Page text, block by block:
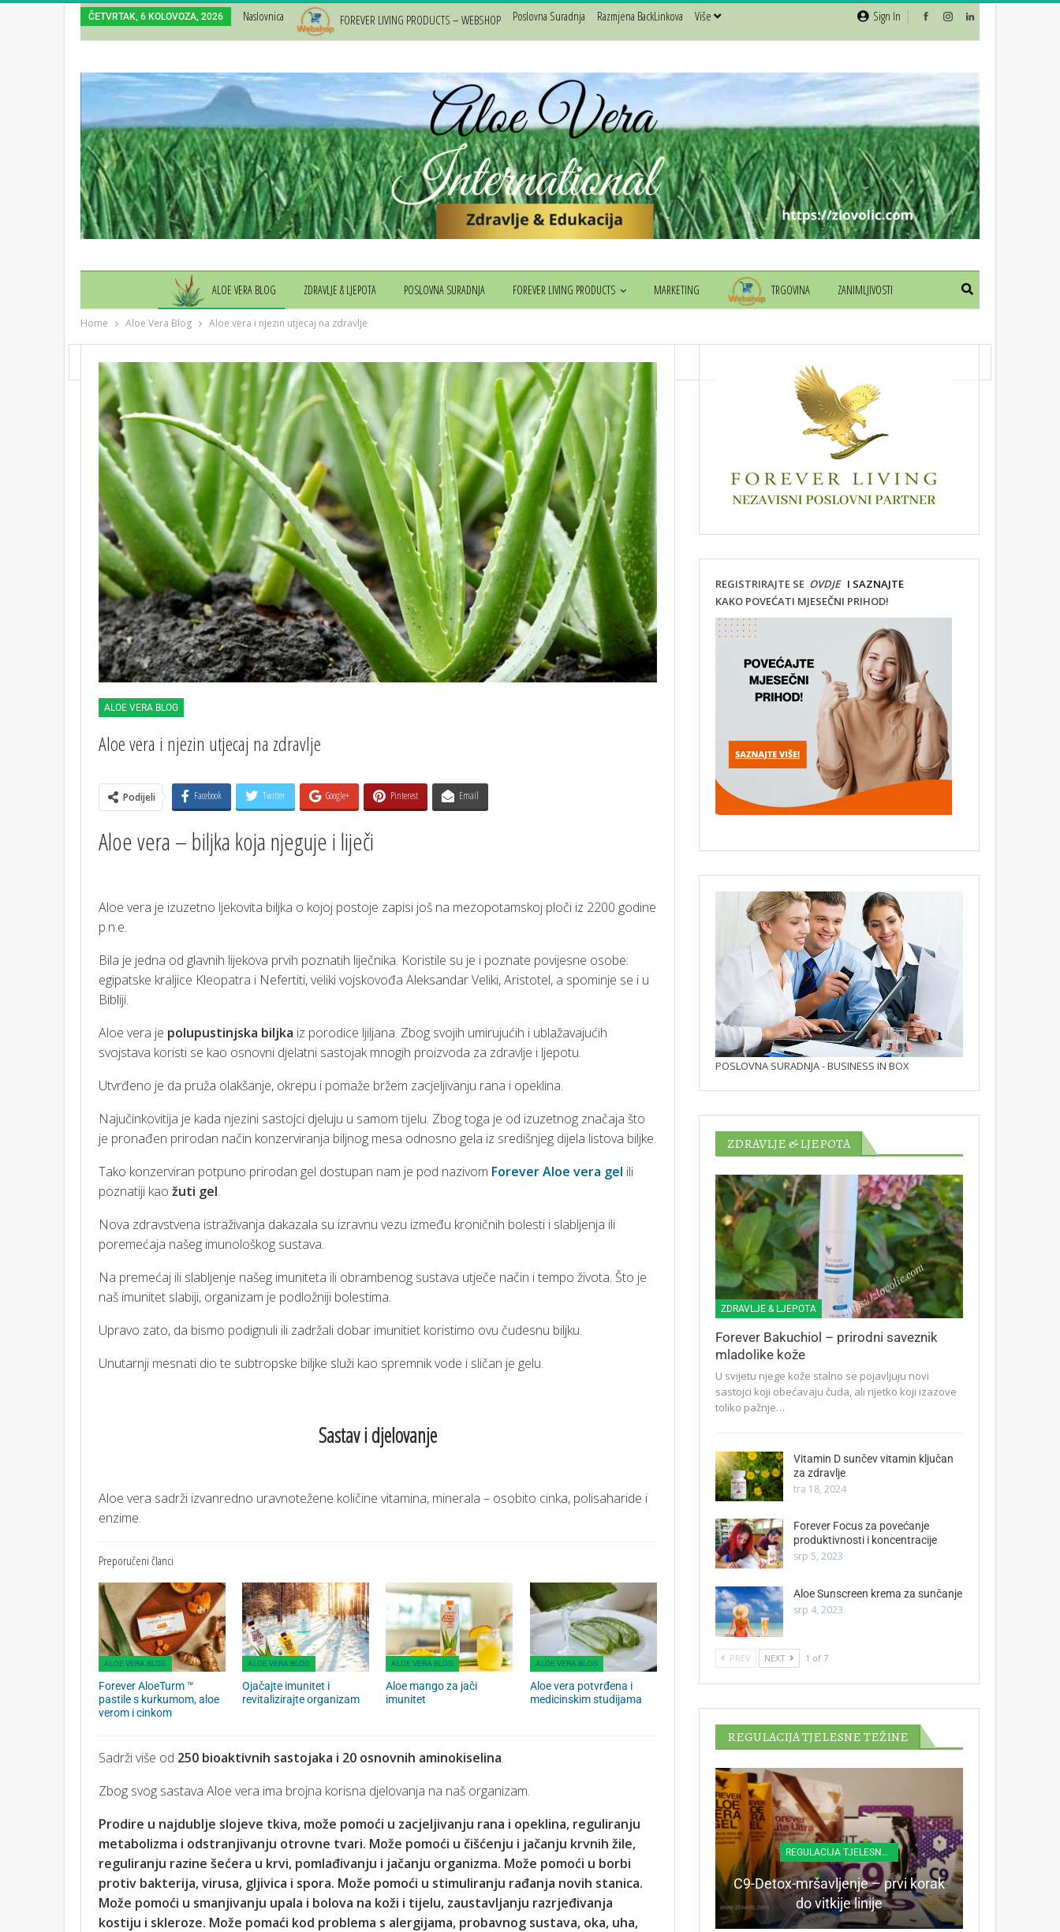
Sign In
ČETVRTAK, 6 KOLOVOZA, 2026 Naslovnica FOREVER LIVING PRODUCTS – WEBSHOP Poslovna Suradnja Razmjena BackLinkova Više
ALOE VERA BLOG ZDRAVLJE & LJEPOTA POSLOVNA SURADNJA FOREVER LIVING PRODUCTS MARKETING TRGOVINA ZANIMLJIVOSTI
Home Aloe Vera Blog Aloe vera i njezin utjecaj na zdravlje
ALOE VERA BLOG
Aloe vera i njezin utjecaj na zdravlje
Podijeli Facebook Twitter Google+ Pinterest Email
Aloe vera – biljka koja njeguje i liječi
Aloe vera je izuzetno ljekovita biljka o kojoj postoje zapisi još na mezopotamskoj ploči iz 2200 godine
p.n.e.
Bila je jedna od glavnih lijekova prvih poznatih liječnika. Koristile su je i poznate povijesne osobe:
egipatske kraljice Kleopatra i Nefertiti, veliki vojskovođa Aleksandar Veliki, Aristotel, a spominje se i u
Bibliji.
Aloe vera je polupustinjska biljka iz porodice ljiljana. Zbog svojih umirujućih i ublažavajućih
svojstava koristi se kao osnovni djelatni sastojak mnogih proizvoda za zdravlje i ljepotu.
Utvrđeno je da pruža olakšanje, okrepu i pomaže bržem zacjeljivanju rana i opeklina.
Najučinkovitija je kada njezini sastojci djeluju u samom tijelu. Zbog toga je od izuzetnog značaja što
je pronađen prirodan način konzerviranja biljnog mesa odnosno gela iz središnjeg dijela listova biljke.
Tako konzerviran potpuno prirodan gel dostupan nam je pod nazivom Forever Aloe vera gel ili
poznatiji kao žuti gel.
Nova zdravstvena istraživanja dakazala su izravnu vezu između kroničnih bolesti i slabljenja ili
poremećaja našeg imunološkog sustava.
Na premećaj ili slabljenje našeg imuniteta ili obrambenog sustava utječe način i tempo života. Što je
naš imunitet slabiji, organizam je podložniji bolestima.
Upravo zato, da bismo podignuli ili zadržali dobar imunitiet koristimo ovu čudesnu biljku.
Unutarnji mesnati dio te subtropske biljke služi kao spremnik vode i sličan je gelu.
Sastav i djelovanje
Aloe vera sadrži izvanredno uravnotežene količine vitamina, minerala – osobito cinka, polisaharide i
enzime.
Preporučeni članci
ALOE VERA BLOG
Forever AloeTurm ™
pastile s kurkumom, aloe
verom i cinkom
ALOE VERA BLOG
Ojačajte imunitet i
revitalizirajte organizam
ALOE VERA BLOG
Aloe mango za jači
imunitet
ALOE VERA BLOG
Aloe vera potvrđena i
medicinskim studijama
Sadrži više od 250 bioaktivnih sastojaka i 20 osnovnih aminokiselina.
Zbog svog sastava Aloe vera ima brojna korisna djelovanja na naš organizam.
Prodire u najdublje slojeve tkiva, može pomoći u zacjeljivanju rana i opeklina, reguliranju
metabolizma i odstranjivanju otrovne tvari. Može pomoći u čišćenju i jačanju krvnih žile,
reguliranju razine šećera u krvi, pomlađivanju i jačanju organizma. Može pomoći u borbi
protiv bakterija, virusa, gljivica i spora. Može pomoći u stimuliranju rađanja novih stanica.
Može pomoći u smanjivanju upala i bolova na koži i tijelu, zaustavljanju razrjeđivanja
kostiju i skleroze. Može pomaći kod problema s alergijama, probavnog sustava, oka, uha,
REGISTRIRAJTE SE OVDJEI SAZNAJTE
KAKO POVEĆATI MJESEČNI PRIHOD!
POSLOVNA SURADNJA - BUSINESS IN BOX
ZDRAVLJE & LJEPOTA
ZDRAVLJE & LJEPOTA
Forever Bakuchiol – prirodni saveznik
mladolike kože
U svijetu njege kože stalno se pojavljuju novi
sastojci koji obećavaju čuda, ali rijetko koji izazove
toliko pažnje…
Vitamin D sunčev vitamin ključan
za zdravlje
tra 18, 2024
Forever Focus za povećanje
produktivnosti i koncentracije
srp 5, 2023
Aloe Sunscreen krema za sunčanje
srp 4, 2023
PREV NEXT 1 of 7
REGULACIJA TJELESNE TEŽINE
REGULACIJA TJELESNE TEŽINE
C9-Detox-mršavljenje – prvi korak
do vitkije linije